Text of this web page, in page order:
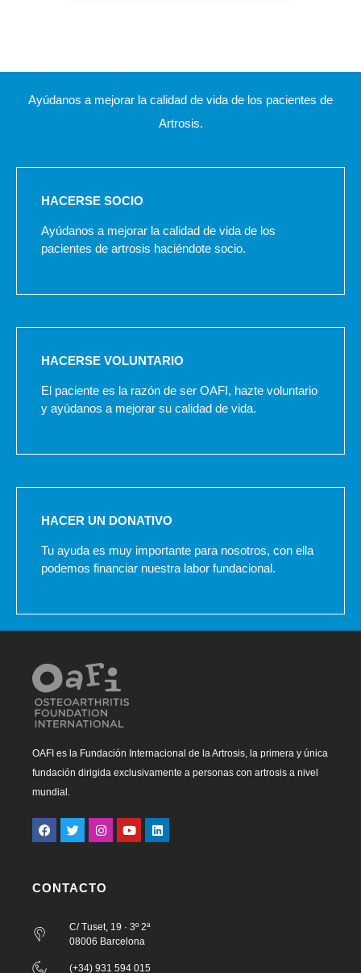
Ayúdanos a mejorar la calidad de vida de los pacientes de
Artrosis.
HACERSE SOCIO
Ayúdanos a mejorar la calidad de vida de los
pacientes de artrosis haciéndote socio.
HACERSE VOLUNTARIO
El paciente es la razón de ser OAFI, hazte voluntario
y ayúdanos a mejorar su calidad de vida.
HACER UN DONATIVO
Tu ayuda es muy importante para nosotros, con ella
podemos financiar nuestra labor fundacional.
OAFI es la Fundación Internacional de la Artrosis, la primera y única
fundación dirigida exclusivamente a personas con artrosis a nivel
mundial.
CONTACTO
C/ Tuset, 19 · 3º 2ª
08006 Barcelona
(+34) 931 594 015